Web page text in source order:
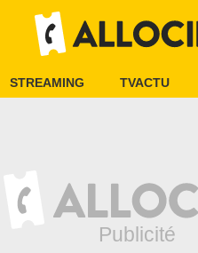
STREAMING TVACTU